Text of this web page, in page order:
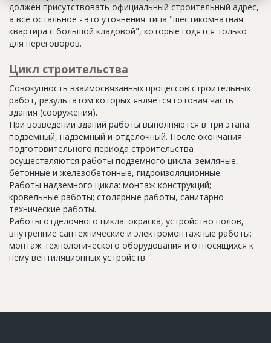
должен присутствовать официальный строительный адрес,
а все остальное - это уточнения типа "шестикомнатная
квартира с большой кладовой", которые годятся только
для переговоров.
Цикл строительства
Совокупность взаимосвязанных процессов строительных
работ, результатом которых является готовая часть
здания (сооружения).
При возведении зданий работы выполняются в три этапа:
подземный, надземный и отделочный. После окончания
подготовительного периода строительства
осуществляются работы подземного цикла: земляные,
бетонные и железобетонные, гидроизоляционные.
Работы надземного цикла: монтаж конструкций;
кровельные работы; столярные работы, санитарно-
технические работы.
Работы отделочного цикла: окраска, устройство полов,
внутренние сантехнические и электромонтажные работы;
монтаж технологического оборудования и относящихся к
нему вентиляционных устройств.